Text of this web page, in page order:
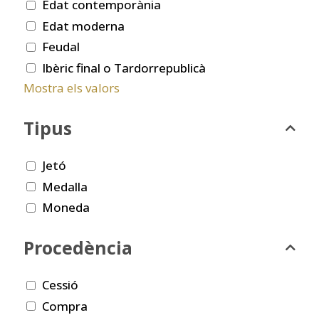
Edat contemporània
Edat moderna
Feudal
Ibèric final o Tardorrepublicà
Mostra els valors
Tipus
Jetó
Medalla
Moneda
Procedència
Cessió
Compra